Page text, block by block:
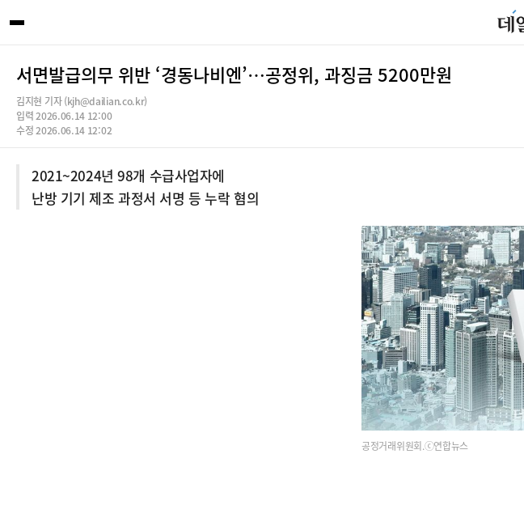
서면발급의무 위반 ‘경동나비엔’…공정위, 과징금 5200만원
김지현 기자 (kjh@dailian.co.kr)
입력 2026.06.14 12:00
수정 2026.06.14 12:02
2021~2024년 98개 수급사업자에
난방 기기 제조 과정서 서명 등 누락 혐의
공정거래위원회.ⓒ연합뉴스